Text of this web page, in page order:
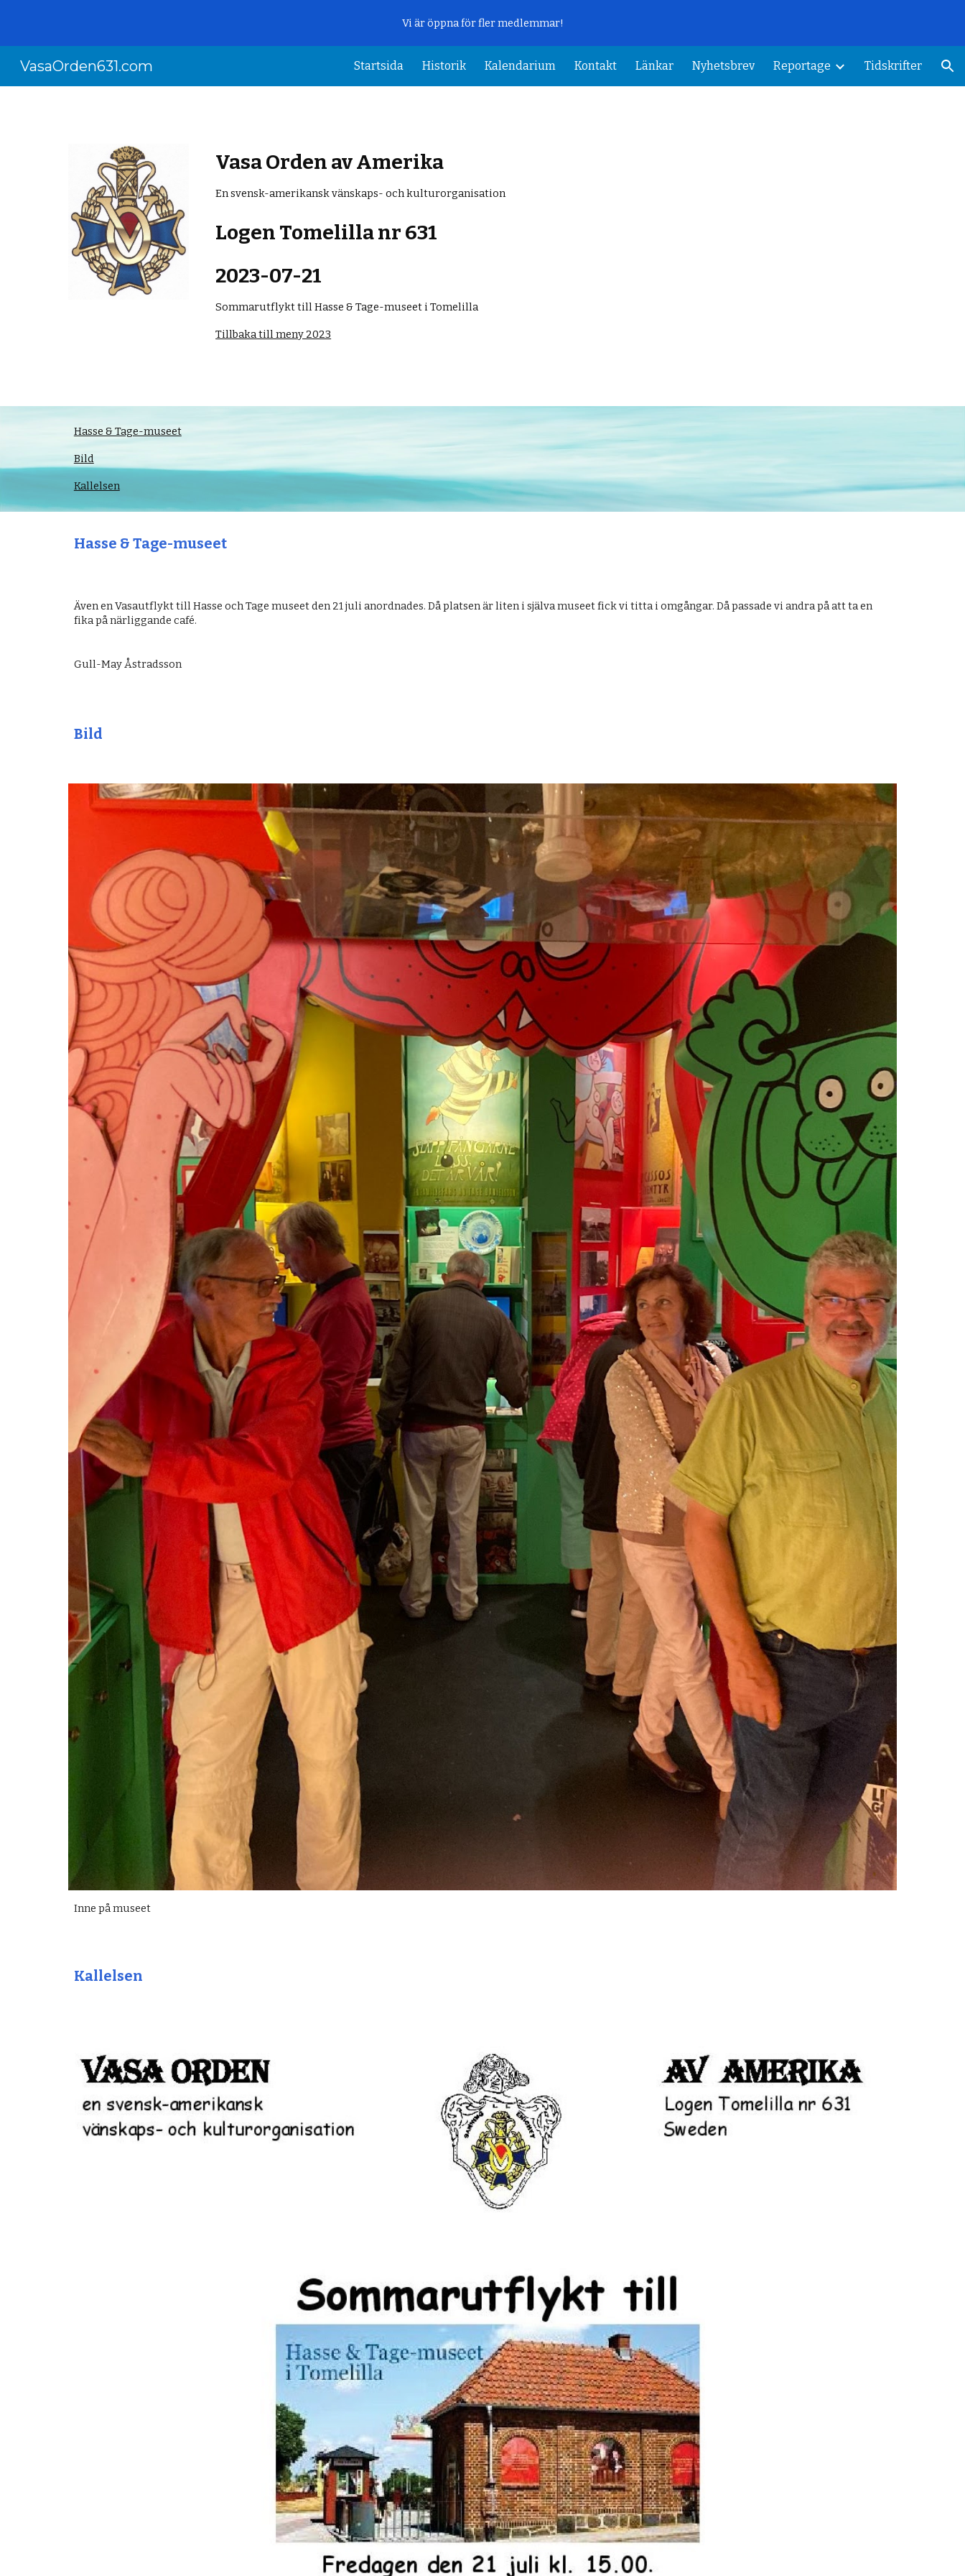
Skip to main contentVi är öppna för fler medlemmar!
VasaOrden631.com Startsida Historik Kalendarium Kontakt Länkar Nyhetsbrev Reportage Tidskrifter
Vasa Orden av Amerika
En svensk-amerikansk vänskaps- och kulturorganisation
Logen Tomelillanr 631
2023-07-21
Sommarutflykt till Hasse & Tage-museet i Tomelilla
Tillbaka till meny 2023
Hasse & Tage-museet
Bild
Kallelsen
Hasse & Tage-museet
Även en Vasautflykt till Hasse och Tage museet den 21 juli anordnades. Då platsen är liten i själva museet fick vi titta i omgångar. Då passade vi andra på att ta en
fika på närliggande café.
Gull-May Åstradsson
Bild
Inne på museet
Kallelsen